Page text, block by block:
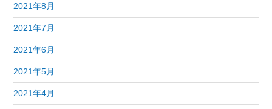
2021年8月
2021年7月
2021年6月
2021年5月
2021年4月